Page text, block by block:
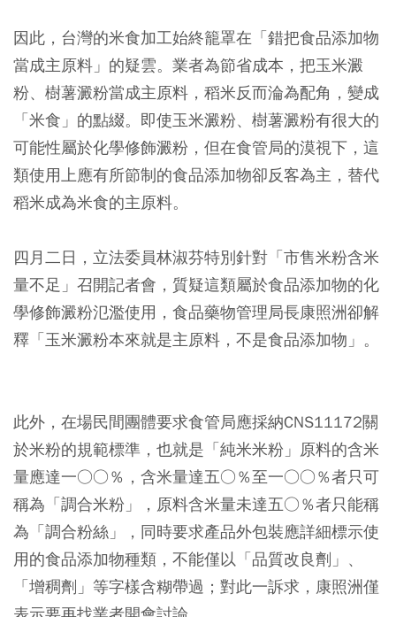
因此，台灣的米食加工始終籠罩在「錯把食品添加物
當成主原料」的疑雲。業者為節省成本，把玉米澱
粉、樹薯澱粉當成主原料，稻米反而淪為配角，變成
「米食」的點綴。即使玉米澱粉、樹薯澱粉有很大的
可能性屬於化學修飾澱粉，但在食管局的漠視下，這
類使用上應有所節制的食品添加物卻反客為主，替代
稻米成為米食的主原料。
四月二日，立法委員林淑芬特別針對「市售米粉含米
量不足」召開記者會，質疑這類屬於食品添加物的化
學修飾澱粉氾濫使用，食品藥物管理局長康照洲卻解
釋「玉米澱粉本來就是主原料，不是食品添加物」。
此外，在場民間團體要求食管局應採納CNS11172關
於米粉的規範標準，也就是「純米米粉」原料的含米
量應達一○○％，含米量達五○％至一○○％者只可
稱為「調合米粉」，原料含米量未達五○％者只能稱
為「調合粉絲」，同時要求產品外包裝應詳細標示使
用的食品添加物種類，不能僅以「品質改良劑」、
「增稠劑」等字樣含糊帶過；對此一訴求，康照洲僅